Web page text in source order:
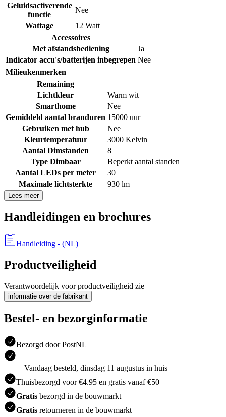
Geluidsactiverende
functie
Nee
Wattage
12 Watt
Accessoires
Met afstandsbediening
Ja
Indicator accu's/batterijen inbegrepen Nee
Milieukenmerken
Remaining
Lichtkleur
Warm wit
Smarthome
Nee
Gemiddeld aantal branduren 15000 uur
Gebruiken met hub
Nee
Kleurtemperatuur
3000 Kelvin
Aantal Dimstanden
8
Type Dimbaar
Beperkt aantal standen
Aantal LEDs per meter
30
Maximale lichtsterkte
930 lm
Lees meer
Handleidingen en brochures
Handleiding - (NL)
Productveiligheid
Verantwoordelijk voor productveiligheid zie
informatie over de fabrikant
Bestel- en bezorginformatie
Bezorgd door PostNL
Vandaag besteld, dinsdag 11 augustus in huis
Thuisbezorgd voor €4.95 en gratis vanaf €50
Gratis bezorgd in de bouwmarkt
Gratis retourneren in de bouwmarkt